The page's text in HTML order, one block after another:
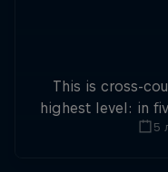
This is cross-
highest level: in
field of
5